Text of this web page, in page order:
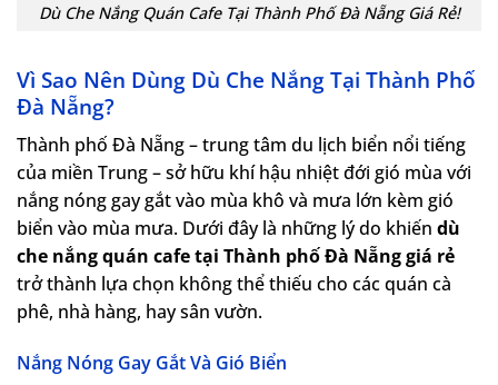
Dù Che Nắng Quán Cafe Tại Thành Phố Đà Nẵng Giá Rẻ!
Vì Sao Nên Dùng Dù Che Nắng Tại Thành Phố
Đà Nẵng?
Thành phố Đà Nẵng – trung tâm du lịch biển nổi tiếng
của miền Trung – sở hữu khí hậu nhiệt đới gió mùa với
nắng nóng gay gắt vào mùa khô và mưa lớn kèm gió
biển vào mùa mưa. Dưới đây là những lý do khiến dù
che nắng quán cafe tại Thành phố Đà Nẵng giá rẻ
trở thành lựa chọn không thể thiếu cho các quán cà
phê, nhà hàng, hay sân vườn.
Nắng Nóng Gay Gắt Và Gió Biển